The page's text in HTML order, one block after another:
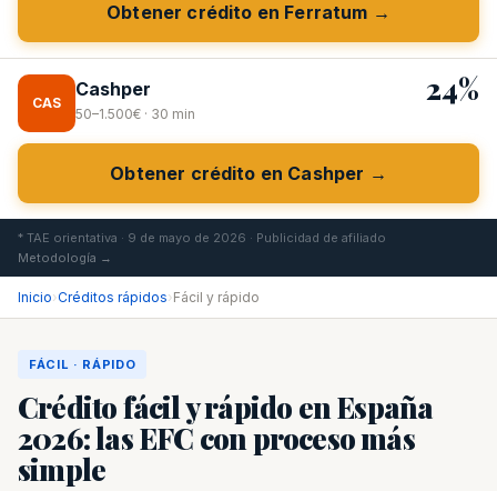
Obtener crédito en Ferratum →
CAS
Cashper
50–1.500€ · 30 min
24%
Obtener crédito en Cashper →
* TAE orientativa · 9 de mayo de 2026 · Publicidad de afiliado
Metodología →
Inicio›Créditos rápidos›Fácil y rápido
FÁCIL · RÁPIDO
Crédito fácil y rápido en España
2026: las EFC con proceso más
simple